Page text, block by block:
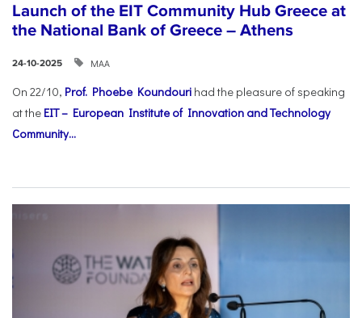
Launch of the EIT Community Hub Greece at
the National Bank of Greece – Athens
24-10-2025 ΜΑΑ
On 22/10, Prof. Phoebe Koundouri had the pleasure of speaking
at the EIT – European Institute of Innovation and Technology
Community...